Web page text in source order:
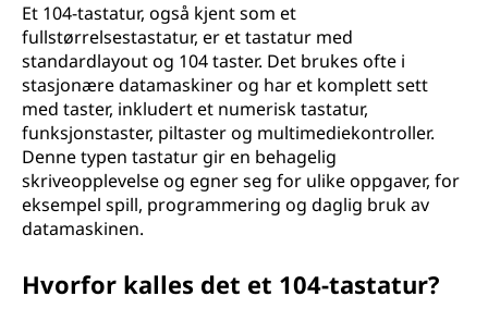
u
Et 104-tastatur, også kjent som et
fullstørrelsestastatur, er et tastatur med
standardlayout og 104 taster. Det brukes ofte i
stasjonære datamaskiner og har et komplett sett
med taster, inkludert et numerisk tastatur,
funksjonstaster, piltaster og multimediekontroller.
Denne typen tastatur gir en behagelig
skriveopplevelse og egner seg for ulike oppgaver, for
eksempel spill, programmering og daglig bruk av
datamaskinen.
Hvorfor kalles det et 104-tastatur?